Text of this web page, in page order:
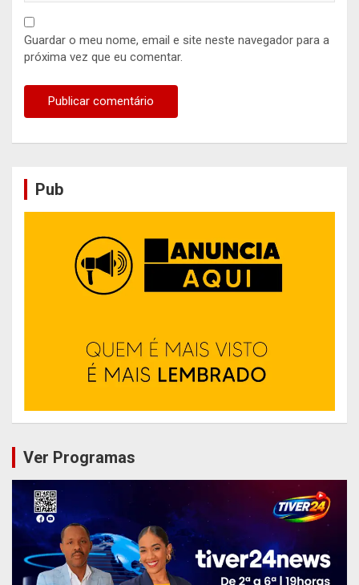
Guardar o meu nome, email e site neste navegador para a
próxima vez que eu comentar.
Pub
Ver Programas